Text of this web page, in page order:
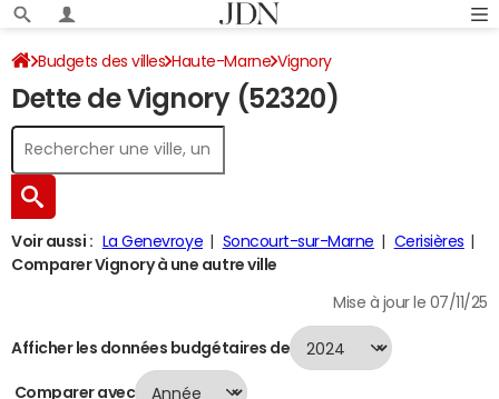
Budgets des villes Haute-Marne Vignory
Dette au 31/12/2024
Dette de Vignory (52320)
Voir aussi : La Genevroye Soncourt-sur-Marne
Cerisières
Comparer Vignory à une autre ville
Mise à jour le 07/11/25
Afficher les données budgétaires de
Comparer avec